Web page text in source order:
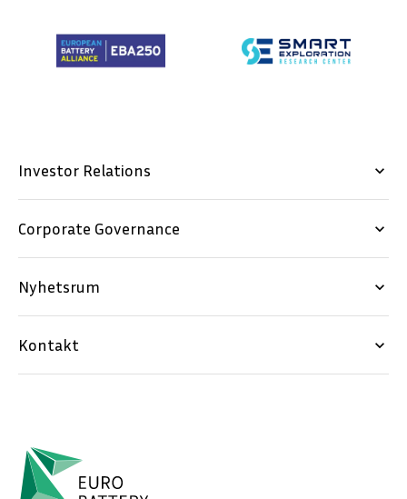
Investor Relations keyboard_arrow_down
Corporate Governance keyboard_arrow_down
Nyhetsrum keyboard_arrow_down
Kontakt keyboard_arrow_down